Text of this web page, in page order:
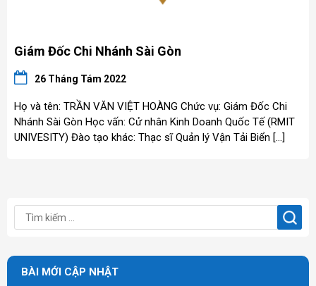
Giám Đốc Chi Nhánh Sài Gòn
26 Tháng Tám 2022
Họ và tên: TRẦN VĂN VIỆT HOÀNG Chức vụ: Giám Đốc Chi
Nhánh Sài Gòn Học vấn: Cử nhân Kinh Doanh Quốc Tế (RMIT
UNIVESITY) Đào tạo khác: Thạc sĩ Quản lý Vận Tải Biển […]
BÀI MỚI CẬP NHẬT